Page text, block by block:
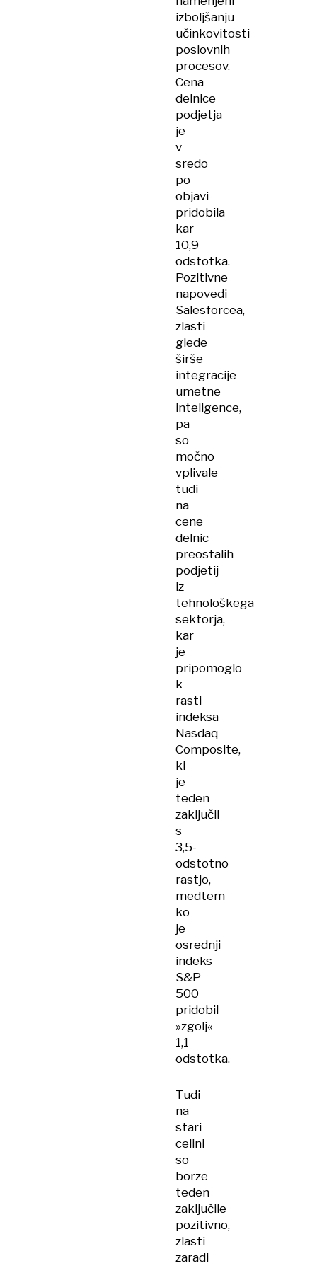
izboljšanju
učinkovitosti
poslovnih
procesov.
Cena
delnice
podjetja
je
v
sredo
po
objavi
pridobila
kar
10,9
odstotka.
Pozitivne
napovedi
Salesforcea,
zlasti
glede
širše
integracije
umetne
inteligence,
pa
so
močno
vplivale
tudi
na
cene
delnic
preostalih
podjetij
iz
tehnološkega
sektorja,
kar
je
pripomoglo
k
rasti
indeksa
Nasdaq
Composite,
ki
je
teden
zaključil
s
3,5-
odstotno
rastjo,
medtem
ko
je
osrednji
indeks
S&P
500
pridobil
»zgolj«
1,1
odstotka.
Tudi
na
stari
celini
so
borze
teden
zaključile
pozitivno,
zlasti
zaradi